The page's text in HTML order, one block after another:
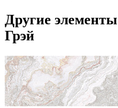
Другие
Грэй